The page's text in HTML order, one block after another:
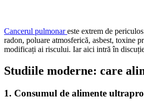
Cancerul pulmonareste extrem de
radon, poluare atmosferică, asbest, toxine
modificați ai riscului. Iar aici intră în
Studiile moderne: care
1. Consumul de alimente